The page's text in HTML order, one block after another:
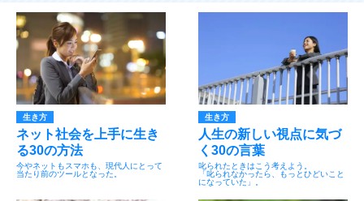
生き方
ネット社会を上手に生き
る30の方法
今やネットもスマホも、現代人にとって
当たり前のツールとなった。
生き方
人生の新しい視点に気づ
く30の言葉
叱られたときはこう考えよう。
「叱られなかったら、もっとひどいこと
になっていた」。